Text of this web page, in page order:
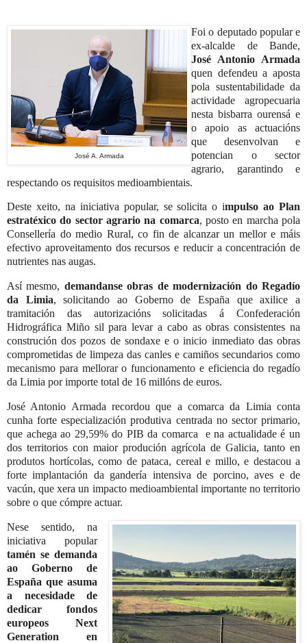
José A. Armada
Foi o deputado popular e
ex-alcalde de Bande,
José Antonio Armada
quen defendeu a aposta
pola sustentabilidade da
actividade agropecuaria
nesta bisbarra ourensá e
o apoio as actuacións
que desenvolvan e
potencian o sector
agrario, garantindo e
respectando os requisitos medioambientais.
Deste xeito, na iniciativa popular, se solicita o impulso ao Plan
estratéxico do sector agrario na comarca, posto en marcha pola
Consellería do medio Rural, co fin de alcanzar un mellor e máis
efectivo aproveitamento dos recursos e reducir a concentración de
nutrientes nas augas.
Así mesmo, demandanse obras de modernización do Regadío
da Limia, solicitando ao Goberno de España que axilice a
tramitación das autorizacións solicitadas á Confederación
Hidrográfica Miño sil para levar a cabo as obras consistentes na
construción dos pozos de sondaxe e o inicio inmediato das obras
comprometidas de limpeza das canles e camiños secundarios como
mecanismo para mellorar o funcionamento e eficiencia do regadío
da Limia por importe total de 16 millóns de euros.
José Antonio Armada recordou que a comarca da Limia conta
cunha forte especialización produtiva centrada no sector primario,
que achega ao 29,59% do PIB da comarca e na actualidade é un
dos territorios con maior produción agrícola de Galicia, tanto en
produtos hortícolas, como de pataca, cereal e millo, e destacou a
forte implantación da gandería intensiva de porcino, aves e de
vacún, que xera un impacto medioambiental importante no territorio
sobre o que cómpre actuar.
Nese sentido, na
iniciativa popular
tamén se demanda
ao Goberno de
España que asuma
a necesidade de
dedicar fondos
europeos Next
Generation en